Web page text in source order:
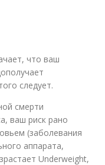
что ваш
следует.
смерти
ваш риск рано
(заболевания
аппарата,
Underweight,